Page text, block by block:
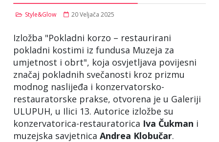
Style&Glow 20 Veljača 2025
Izložba "Pokladni korzo – restaurirani
pokladni kostimi iz fundusa Muzeja za
umjetnost i obrt", koja osvjetljava povijesni
značaj pokladnih svečanosti kroz prizmu
modnog naslijeđa i konzervatorsko-
restauratorske prakse, otvorena je u Galeriji
ULUPUH, u Ilici 13. Autorice izložbe su
konzervatorica-restauratorica Iva Čukman i
muzejska savjetnica Andrea Klobučar.